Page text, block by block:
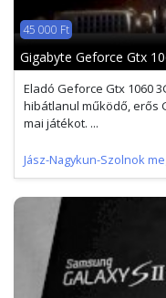
45 000 Ft
Gigabyte Geforce Gtx
Eladó Geforce Gtx 1060
hibátlanul működő, erős
mai játékot. ...
Jász-Nagykun-Szolnok